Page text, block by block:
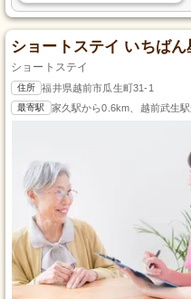
ショートステイ いちばん
ショートステイ
住所 福井県越前市瓜生町31-1
最寄駅 家久駅から0.6km、越前武生